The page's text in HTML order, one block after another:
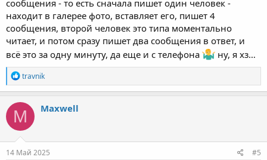
сообщения - то есть сначала пишет один человек -
находит в галерее фото, вставляет его, пишет 4
сообщения, второй человек это типа моментально
читает, и потом сразу пишет два сообщения в ответ, и
всё это за одну минуту, да еще и с телефона
ну, я хз…
Р
е
а
к
ц
и
и
:
travnik
M Maxwell
14 Май 2025 #5